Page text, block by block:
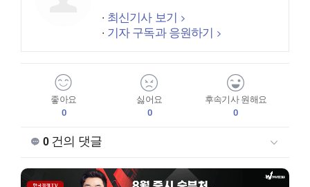
최신기사 보기
기자 구독과 응원하기
좋아요
0
싫어요
0
후속기사 원해요
0
0건의 댓글